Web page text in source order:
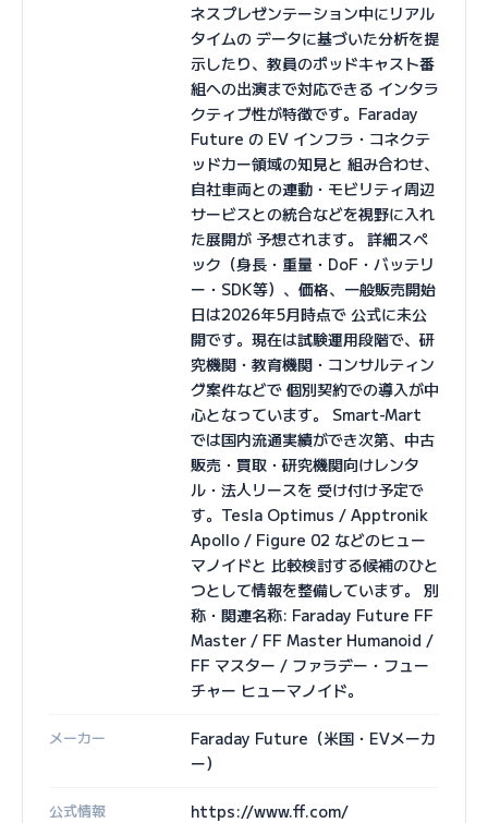
ネスプレゼンテーション中にリアル
タイムの データに基づいた分析を提
示したり、教員のポッドキャスト番
組への出演まで対応できる インタラ
クティブ性が特徴です。Faraday
Future の EV インフラ・コネクテ
ッドカー領域の知見と 組み合わせ、
自社車両との連動・モビリティ周辺
サービスとの統合などを視野に入れ
た展開が 予想されます。 詳細スペ
ック（身長・重量・DoF・バッテリ
ー・SDK等）、価格、一般販売開始
日は2026年5月時点で 公式に未公
開です。現在は試験運用段階で、研
究機関・教育機関・コンサルティン
グ案件などで 個別契約での導入が中
心となっています。 Smart-Mart
では国内流通実績ができ次第、中古
販売・買取・研究機関向けレンタ
ル・法人リースを 受け付け予定で
す。Tesla Optimus / Apptronik
Apollo / Figure 02 などのヒュー
マノイドと 比較検討する候補のひと
つとして情報を整備しています。 別
称・関連名称: Faraday Future FF
Master / FF Master Humanoid /
FF マスター / ファラデー・フュー
チャー ヒューマノイド。
メーカー
Faraday Future（米国・EVメーカ
ー）
公式情報 https://www.ff.com/